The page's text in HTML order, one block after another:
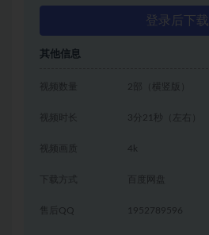
登录后下载
其他信息
视频数量 2部（横竖版）
视频时长 3分21秒（左右）
视频画质 4k
下载方式 百度网盘
售后QQ 1952789596